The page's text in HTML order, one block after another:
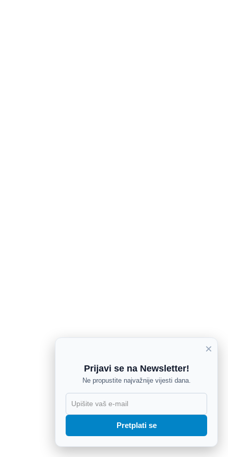
×
Prijavi se na Newsletter!
Ne propustite najvažnije vijesti dana.
Pretplati se